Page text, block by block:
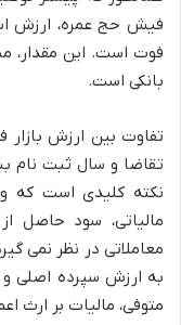
فیش حج عمره، ارزش
فوت است. این مقدار،
بانکی است.
تفاوت بین ارزش
تقاضا و سال ثبت نام
نکته کلیدی است که
مالیاتی، سود حاصل
معاملاتی در نظر نمی
به ارزش سپرده اصلی و
متوفی، مالیات بر ارث